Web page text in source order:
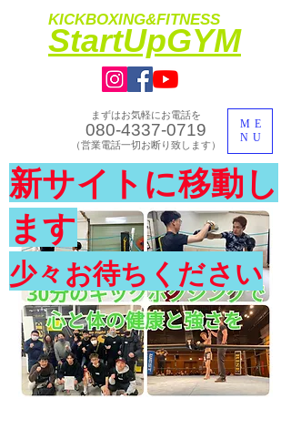
KICKBOXING&FITNESS
​StartUpGYM
ME
NU
まずはお気軽にお電話を
080-4337-0719
​（営業電話一切お断り致します）
​体験入会実施中
新サイトに移動し
ます
少々お待ちください